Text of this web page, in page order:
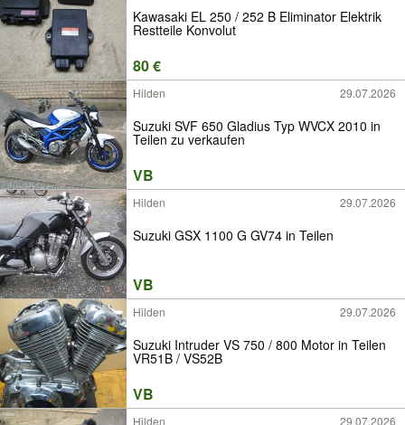
Kawasaki EL 250 / 252 B Eliminator Elektrik
Restteile Konvolut
80 €
Hilden 29.07.2026
Suzuki SVF 650 Gladius Typ WVCX 2010 in
Teilen zu verkaufen
VB
Hilden 29.07.2026
Suzuki GSX 1100 G GV74 in Teilen
VB
Hilden 29.07.2026
Suzuki Intruder VS 750 / 800 Motor in Teilen
VR51B / VS52B
VB
Hilden 29.07.2026